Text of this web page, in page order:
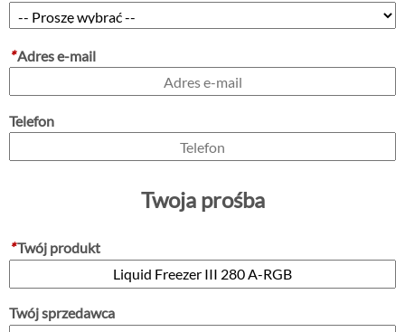
*Adres e-mail
Telefon
Twoja prośba
*Twój produkt
Twój sprzedawca